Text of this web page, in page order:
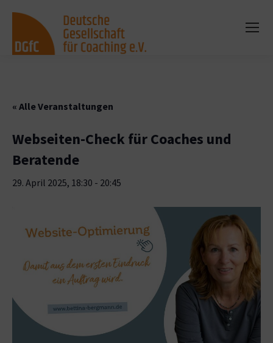
« Alle Veranstaltungen
Webseiten-Check für Coaches und
Beratende
29. April 2025, 18:30 - 20:45